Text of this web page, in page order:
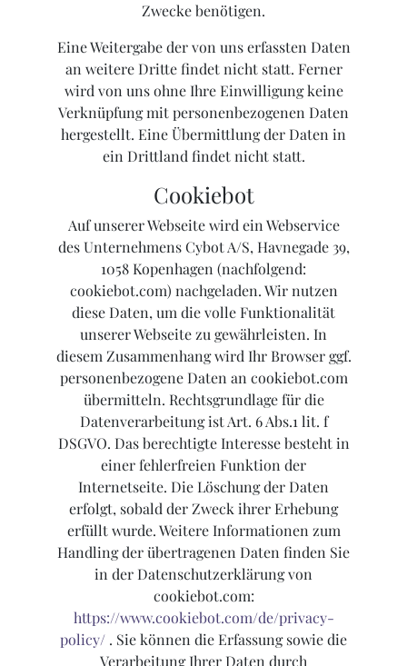
Zwecke benötigen.
Eine Weitergabe der von uns erfassten Daten
an weitere Dritte findet nicht statt. Ferner
wird von uns ohne Ihre Einwilligung keine
Verknüpfung mit personenbezogenen Daten
hergestellt. Eine Übermittlung der Daten in
ein Drittland findet nicht statt.
Cookiebot
Auf unserer Webseite wird ein Webservice
des Unternehmens Cybot A/S, Havnegade 39,
1058 Kopenhagen (nachfolgend:
cookiebot.com) nachgeladen. Wir nutzen
diese Daten, um die volle Funktionalität
unserer Webseite zu gewährleisten. In
diesem Zusammenhang wird Ihr Browser ggf.
personenbezogene Daten an cookiebot.com
übermitteln. Rechtsgrundlage für die
Datenverarbeitung ist Art. 6 Abs.1 lit. f
DSGVO. Das berechtigte Interesse besteht in
einer fehlerfreien Funktion der
Internetseite. Die Löschung der Daten
erfolgt, sobald der Zweck ihrer Erhebung
erfüllt wurde. Weitere Informationen zum
Handling der übertragenen Daten finden Sie
in der Datenschutzerklärung von
cookiebot.com:
https://www.cookiebot.com/de/privacy-
policy/ . Sie können die Erfassung sowie die
Verarbeitung Ihrer Daten durch